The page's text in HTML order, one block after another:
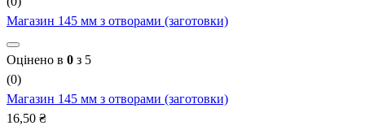
Магазин 145 мм з отворами (заготовки)
Оцінено в 0 з 5
(0)
Магазин 145 мм з отворами (заготовки)
16,50 ₴